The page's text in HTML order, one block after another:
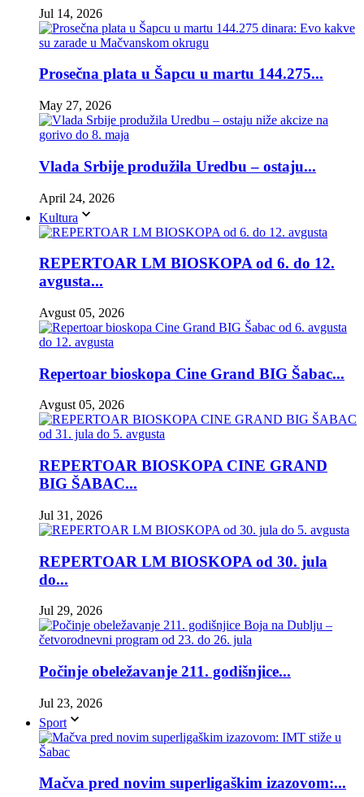
Jul 14, 2026
Prosečna plata u Šapcu u martu 144.275...
May 27, 2026
Vlada Srbije produžila Uredbu – ostaju...
April 24, 2026
Kultura
REPERTOAR LM BIOSKOPA od 6. do 12.
avgusta...
Avgust 05, 2026
Repertoar bioskopa Cine Grand BIG Šabac...
Avgust 05, 2026
REPERTOAR BIOSKOPA CINE GRAND
BIG ŠABAC...
Jul 31, 2026
REPERTOAR LM BIOSKOPA od 30. jula
do...
Jul 29, 2026
Počinje obeležavanje 211. godišnjice...
Jul 23, 2026
Sport
Mačva pred novim superligaškim izazovom:...